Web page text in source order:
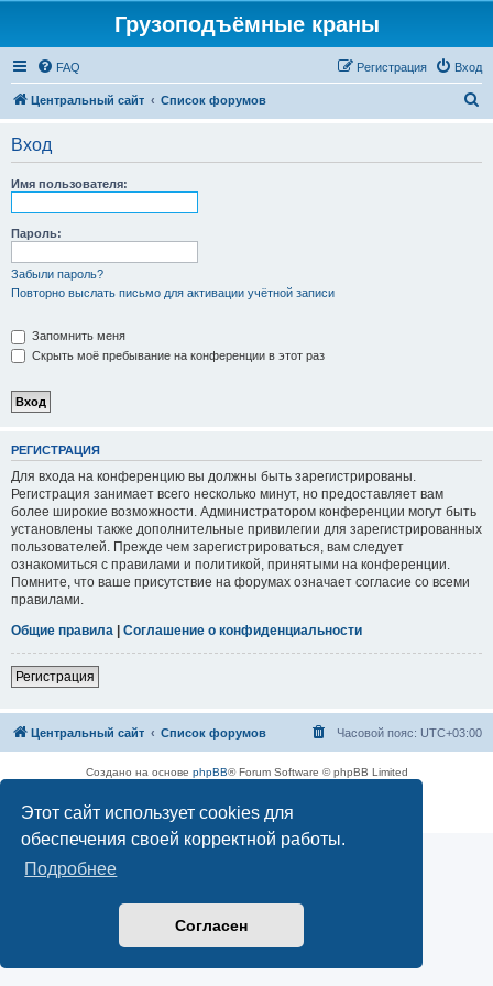
Этот сайт использует cookies для
обеспечения своей корректной работы.
Подробнее
Согласен
Грузоподъёмные краны
FAQ Вход
Регистрация
Центральный сайт Список форумов
Вход
Имя пользователя:
Пароль:
Забыли пароль?
Повторно выслать письмо для активации учётной записи
Запомнить меня
Скрыть моё пребывание на конференции в этот раз
РЕГИСТРАЦИЯ
Для входа на конференцию вы должны быть зарегистрированы.
Регистрация занимает всего несколько минут, но предоставляет вам
более широкие возможности. Администратором конференции могут быть
установлены также дополнительные привилегии для зарегистрированных
пользователей. Прежде чем зарегистрироваться, вам следует
ознакомиться с правилами и политикой, принятыми на конференции.
Помните, что ваше присутствие на форумах означает согласие со всеми
правилами.
Общие правила | Соглашение о конфиденциальности
Регистрация
Центральный сайт Список форумов Часовой пояс: UTC+03:00
Создано на основе phpBB® Forum Software © phpBB Limited
Конфиденциальность|Правила